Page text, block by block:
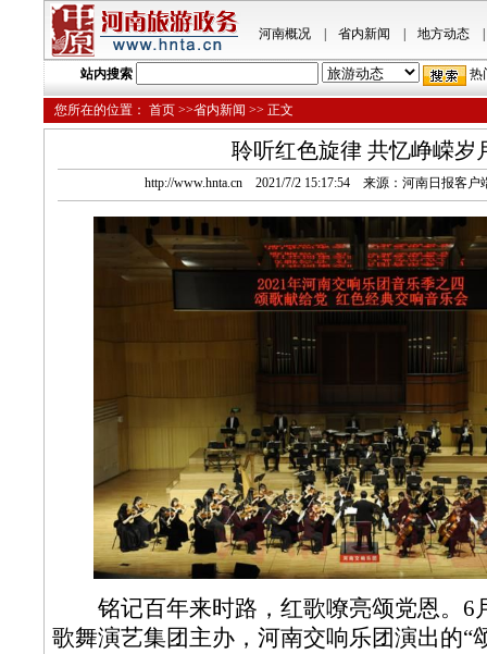
河南概况| 省内新闻 地方动态|
站内搜索 热
您所在的位置： 首页 >>省内新闻 >> 正文
聆听红色旋律 共忆峥嵘岁
http://www.hnta.cn 2021/7/2 15:17:54 来源：河南日报客
铭记百年来时路，红歌嘹亮颂党恩。6
歌舞演艺集团主办，河南交响乐团演出的